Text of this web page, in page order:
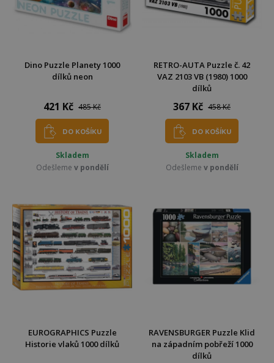
Dino Puzzle Planety 1000
dílků neon
421 Kč 485 Kč
DO KOŠÍKU
Skladem
Odešleme v pondělí
RETRO-AUTA Puzzle č. 42
VAZ 2103 VB (1980) 1000
dílků
367 Kč 458 Kč
DO KOŠÍKU
Skladem
Odešleme v pondělí
EUROGRAPHICS Puzzle
Historie vlaků 1000 dílků
RAVENSBURGER Puzzle Klid
na západním pobřeží 1000
dílků